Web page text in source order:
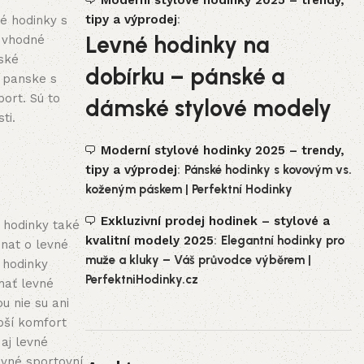
hodinky s
s
Sú to
také
o levné
levné
nie su ani
komfort
levné
tipy a výprodej:
Levné hodinky na
dobírku – pánské a
dámské stylové modely
Moderní stylové hodinky 2025 – trendy,
tipy a výprodej: Pánské hodinky s kovovým vs.
koženým páskem | Perfektní Hodinky
Exkluzivní prodej hodinek – stylové a
kvalitní modely 2025: Elegantní hodinky pro
muže a kluky – Váš průvodce výběrem |
PerfektniHodinky.cz